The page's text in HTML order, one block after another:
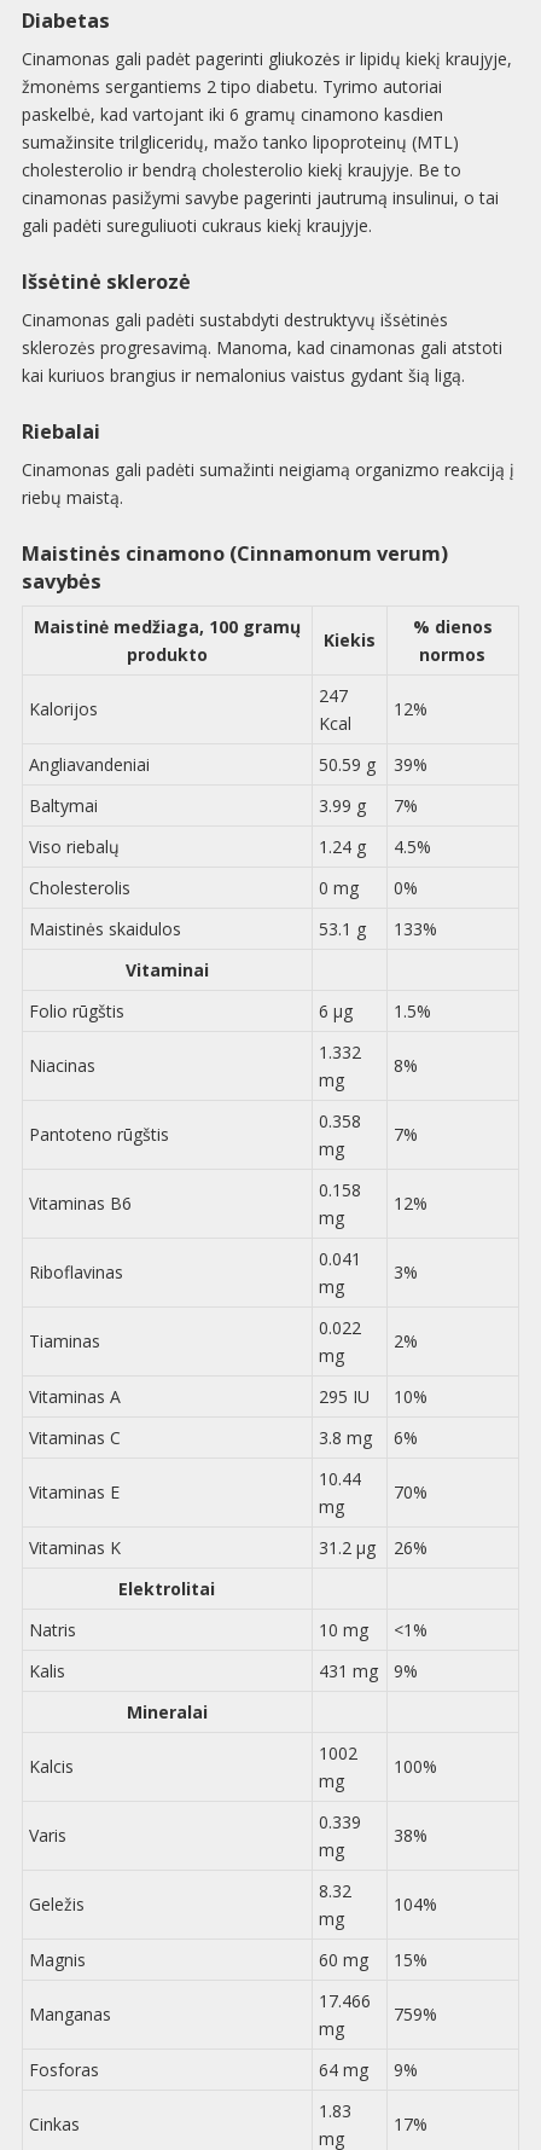
Diabetas
Cinamonas gali padėt pagerinti gliukozės ir lipidų kiekį kraujyje,
žmonėms sergantiems 2 tipo diabetu. Tyrimo autoriai
paskelbė, kad vartojant iki 6 gramų cinamono kasdien
sumažinsite trilgliceridų, mažo tanko lipoproteinų (MTL)
cholesterolio ir bendrą cholesterolio kiekį kraujyje. Be to
cinamonas pasižymi savybe pagerinti jautrumą insulinui, o tai
gali padėti sureguliuoti cukraus kiekį kraujyje.
Išsėtinė sklerozė
Cinamonas gali padėti sustabdyti destruktyvų išsėtinės
sklerozės progresavimą. Manoma, kad cinamonas gali atstoti
kai kuriuos brangius ir nemalonius vaistus gydant šią ligą.
Riebalai
Cinamonas gali padėti sumažinti neigiamą organizmo reakciją į
riebų maistą.
Maistinės cinamono (Cinnamonum verum)
savybės
Maistinė medžiaga, 100 gramų
produkto
Kiekis
% dienos
normos
Kalorijos
247
Kcal
12%
Angliavandeniai 50.59 g
39%
Baltymai
3.99 g
7%
Viso riebalų
1.24 g
4.5%
Cholesterolis
0 mg
0%
Maistinės skaidulos
53.1 g
133%
Vitaminai
Folio rūgštis
6 µg 1.5%
Niacinas
1.332
mg
8%
Pantoteno rūgštis
0.358
mg
7%
Vitaminas B6
0.158
mg
12%
Riboflavinas
0.041
mg
3%
Tiaminas
0.022
mg
2%
Vitaminas A 295 IU
10%
Vitaminas C
3.8 mg 6%
Vitaminas E
10.44
mg
70%
Vitaminas K 31.2 µg
26%
Elektrolitai
Natris
10 mg
<1%
Kalis
431 mg
9%
Mineralai
Kalcis
1002
mg
100%
Varis
0.339
mg
38%
Geležis
8.32
mg
104%
Magnis 60 mg 15%
Manganas
17.466
mg
759%
Fosforas 64 mg 9%
Cinkas
1.83
mg
17%